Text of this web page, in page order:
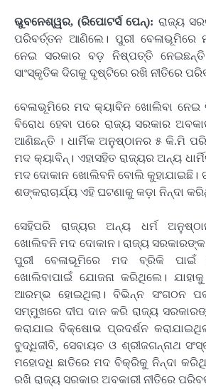
ଭୁବନେଶ୍ୱର, (ରିପୋଟର୍ସ ପେନ୍‌): ରାଜ୍ୟ
ପରିବର୍ତ୍ତନ ଆଣିଲେ। ପୁରୀ ବେଳାଭୂମିରେ
ନେଇ ସରକାର ବଡ଼ ନିଷ୍ପତ୍ତି ନେଇଛନ୍ତି
ସାଂସ୍କୃତିକ ଦିଗକୁ ଦୃଷ୍ଟିରେ ରଖି ନୀତିରେ
ବେଳାଭୂମିରେ ମଦ କ୍ୟାବିନ ଖୋଲିବା
ବିରୋଧ ହେବା ପରେ ରାଜ୍ୟ ସରକାର
ଆଣିଛନ୍ତି । ଧାର୍ମିକ ଅନୁଷ୍ଠାନର ୫ କି.ମି
ମଦ କ୍ୟାବିନ୍‌‌। ଏହାସହିତ ରାଜ୍ୟର ଅନ୍ୟ
ମଦ ଦୋକାନ ଖୋଲିବନି ବୋଲି କୁହାଯାଇଛି।
ଶଙ୍କରାଚାର୍ଯ୍ୟ ଏହି ଘଟଣାକୁ କଡ଼ା ନିନ୍ଦା
ସେହିପରି ରାଜ୍ୟର ଅନ୍ୟ ଧର୍ମ
ଖୋଲିବନି ମଦ ଦୋକାନ। ରାଜ୍ୟ ସରକାରଙ୍କ
ପୁରୀ ବେଳାଭୂମିରେ ମଦ ବ୍ରିକି ପାଇଁ
ଖୋଲିବାପାଇଁ ଯୋଜନା କରିଥିଲେ।
ଆରମ୍ଭ ହୋଇଥିଲା। ବିଭିନ୍ନ ସଂଗଠନ
ସମ୍ମୁଖରେ ଦୀପ ଦାନ କରି ରାଜ୍ୟ
କରାଯାଇ ବିକ୍ଷୋଭ ପ୍ରଦର୍ଶନ
ବୁଦ୍ଧିଜୀବି, ସେବାୟତ ଓ ଶ୍ରୀଜଗନ୍ନାଥ
ମହୋଦଧି ଛାତିରେ ମଦ ବିକ୍ରିକୁ ନିନ୍ଦା
ରଖି ରାଜ୍ୟ ସରକାର ଅବକାରୀ ନୀତିରେ